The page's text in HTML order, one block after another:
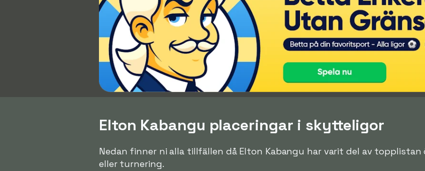
Elton Kabangu placeringar i skytteligor
Nedan finner ni alla tillfällen då Elton Kabangu har varit del av topplistan
eller turnering.